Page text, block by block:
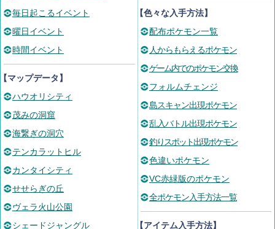
毎日起こるイベント
曜日イベント
時間イベント
マップデータ】
ハウオリシティ
茂みの洞窟
海繋ぎの洞穴
テンカラットヒル
カンタイシティ
せせらぎの丘
ヴェラ火山公園
シェードジャングル
【色々な入手方法】
配布ポケモン一覧
人からもらえるポケモン
ゲーム内でのポケモン交換
フォルムチェンジ
島スキャン出現ポケモン
乱入バトル出現ポケモン
釣りスポット出現ポケモン
色違いポケモン
VC赤緑版のポケモン
全ポケモン入手方法一覧
【アイテム入手方法】